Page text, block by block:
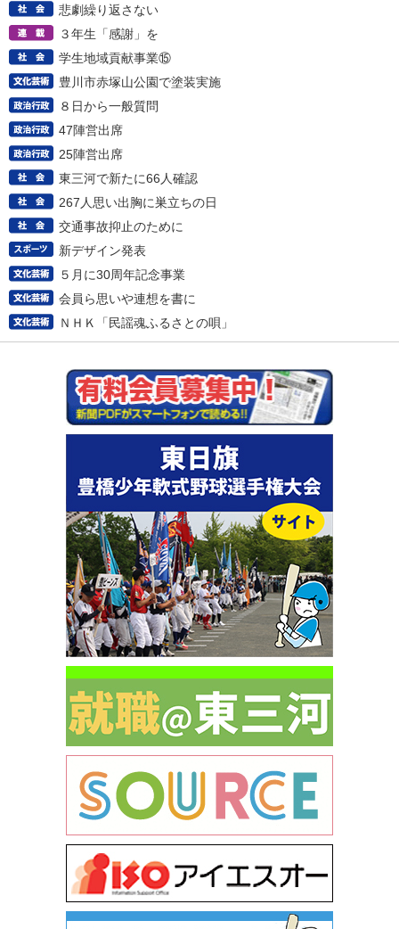
悲劇繰り返さない
３年生「感謝」を
学生地域貢献事業⑮
豊川市赤塚山公園で塗装実施
８日から一般質問
47陣営出席
25陣営出席
東三河で新たに66人確認
267人思い出胸に巣立ちの日
交通事故抑止のために
新デザイン発表
５月に30周年記念事業
会員ら思いや連想を書に
ＮＨＫ「民謡魂ふるさとの唄」